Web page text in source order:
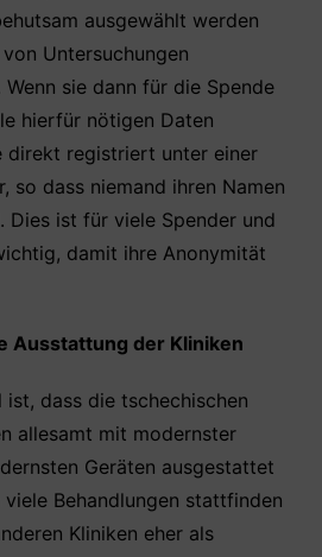
ausgewählt werden
Untersuchungen
Wenn sie dann für die Spende
hierfür nötigen Daten
direkt registriert unter einer
so dass niemand ihren Namen
Dies ist für viele Spender und
damit ihre Anonymität
Ausstattung der Kliniken
dass die tschechischen
allesamt mit modernster
Geräten ausgestattet
Behandlungen stattfinden
Kliniken eher als